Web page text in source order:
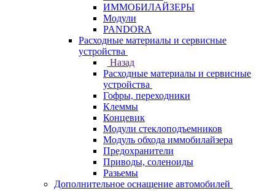
ИММОБИЛАЙЗЕРЫ
Модули
PANDORA
Расходные материалы и сервисные
устройства
Назад
Расходные материалы и сервисные
устройства
Гофры, переходники
Клеммы
Концевик
Модули стеклоподъемников
Модуль обхода иммобилайзера
Предохранители
Приводы, соленоиды
Разьемы
Дополнительное оснащение автомобилей